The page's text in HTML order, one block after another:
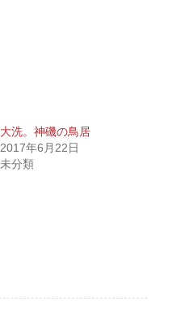
大洗。神磯の鳥居
2017年6月22日
未分類